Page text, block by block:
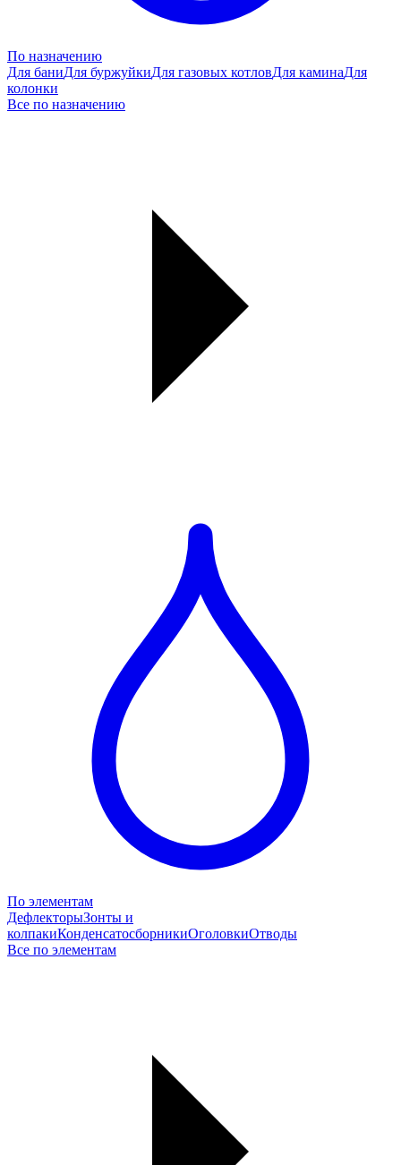
По назначению
Для баниДля буржуйкиДля газовых котловДля каминаДля
колонки
Все по назначению
По элементам
ДефлекторыЗонты и
колпакиКонденсатосборникиОголовкиОтводы
Все по элементам